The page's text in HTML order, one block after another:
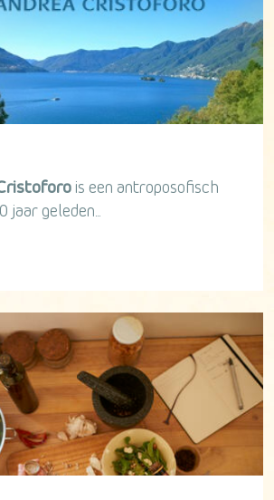
is een antroposofisch
jaar geleden...